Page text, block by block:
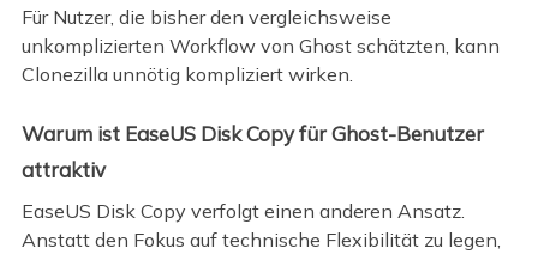
Für Nutzer, die bisher den vergleichsweise
unkomplizierten Workflow von Ghost schätzten, kann
Clonezilla unnötig kompliziert wirken.
Warum ist EaseUS Disk Copy für Ghost-Benutzer
attraktiv
EaseUS Disk Copy verfolgt einen anderen Ansatz.
Anstatt den Fokus auf technische Flexibilität zu legen,